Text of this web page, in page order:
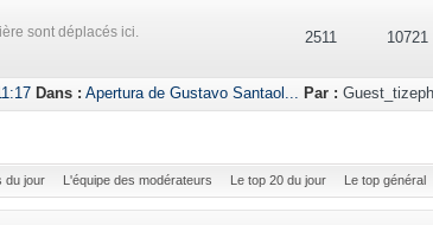
sont déplacés ici. 2511 10721
Dans : Apertura de Gustavo Santaol... Par :
du jour L'équipe des modérateurs Le top 20 du jour Le top général